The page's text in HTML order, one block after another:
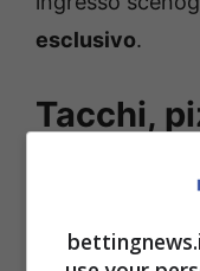
esclusivo.
Tacchi,